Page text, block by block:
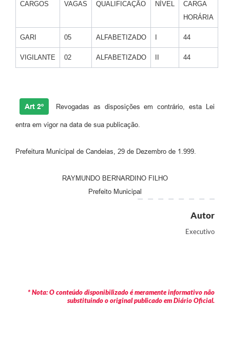
REMUME
Carta de Serviços
Legislação
Editais
Prestação de Contas Secretaria de Educação
CARGOS VAGAS QUALIFICAÇÃO NÍVEL
CARGA
HORÁRIA
GARI 05 ALFABETIZADO 44
VIGILANTE 02 ALFABETIZADO 44
Art 2º Revogadas as disposições em contrário, esta Lei
entra em vigor na data de sua publicação.
Prefeitura Municipal de Candeias, 29 de Dezembro de 1.999.
RAYMUNDO BERNARDINO FILHO
Prefeito Municipal
Autor
Executivo
* Nota: O conteúdo disponibilizado é meramente informativo não
substituindo o original publicado em Diário Oficial.